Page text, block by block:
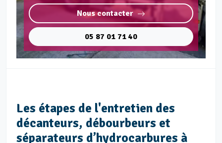
Nous contacter
05 87 01 71 40
Les étapes de l'entretien des
décanteurs, débourbeurs et
séparateurs d’hydrocarbures à